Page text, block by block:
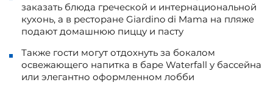
заказать блюда греческой и интернациональной
кухонь, а в ресторане Giardino di Mama на пляже
подают домашнюю пиццу и пасту
Также гости могут отдохнуть за бокалом
освежающего напитка в баре Waterfall у бассейна
или элегантно оформленном лобби